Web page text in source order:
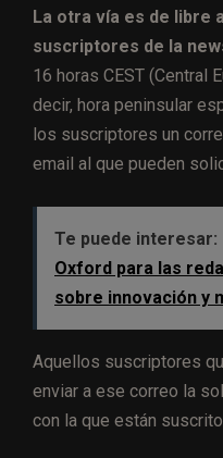
La otra vía es de libre
suscriptores de la
16 horas CEST (Central
decir, hora peninsular
los suscriptores un
email al que pueden
Te puede interesar:
Oxford para las
sobre innovación y
Aquellos suscriptores
enviar a ese correo la
con la que están